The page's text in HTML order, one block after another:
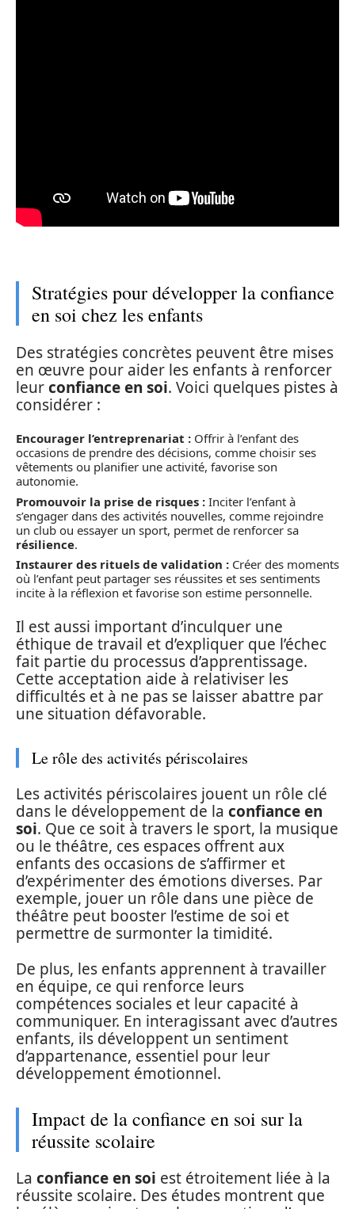
Stratégies pour développer la confiance
en soi chez les enfants
Des stratégies concrètes peuvent être mises
en œuvre pour aider les enfants à renforcer
leurconfiance en soi. Voici quelques pistes à
considérer :
Encourager l’entreprenariat : Offrir à l’enfant des
occasions de prendre des décisions, comme choisir ses
vêtements ou planifier une activité, favorise son
autonomie.
Promouvoir la prise de risques : Inciter l’enfant à
s’engager dans des activités nouvelles, comme rejoindre
un club ou essayer un sport, permet de renforcer sa
résilience.
Instaurer des rituels de validation : Créer des moments
où l’enfant peut partager ses réussites et ses sentiments
incite à la réflexion et favorise son estime personnelle.
Il est aussi important d’inculquer une
éthique de travail et d’expliquer que l’échec
fait partie du processus d’apprentissage.
Cette acceptation aide à relativiser les
difficultés et à ne pas se laisser abattre par
une situation défavorable.
Le rôle des activités périscolaires
Les activités périscolaires jouent un rôle clé
dans le développement de la confiance en
soi. Que ce soit à travers le sport, la musique
ou le théâtre, ces espaces offrent aux
enfants des occasions de s’affirmer et
d’expérimenter des émotions diverses. Par
exemple, jouer un rôle dans une pièce de
théâtre peut booster l’estime de soi et
permettre de surmonter la timidité.
De plus, les enfants apprennent à travailler
en équipe, ce qui renforce leurs
compétences sociales et leur capacité à
communiquer. En interagissant avec d’autres
enfants, ils développent un sentiment
d’appartenance, essentiel pour leur
développement émotionnel.
Impact de la confiance en soi sur la
réussite scolaire
La confiance en soi est étroitement liée à la
réussite scolaire. Des études montrent que